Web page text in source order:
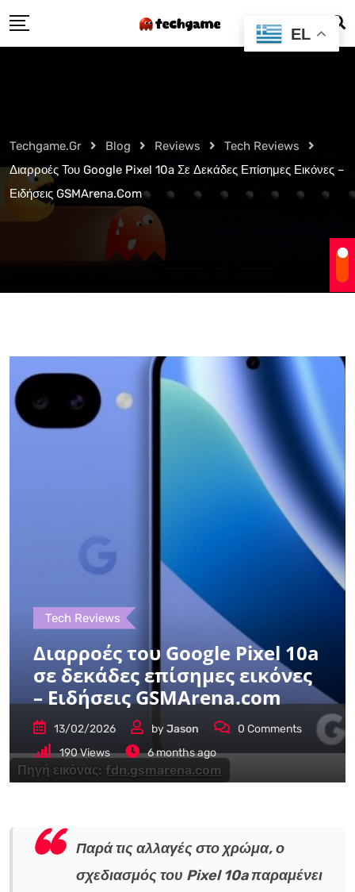
to
Techgame.gr Blog Reviews
Tech Reviews
Διαρροές Του Google Pixel 10a Σε Δεκάδες Επίσημες Εικόνες –
Ειδήσεις GSMArena.com
Πηγή εικόνας: fdn.gsmarena.com
Tech Reviews
Διαρροές του Google Pixel 10a
σε δεκάδες επίσημες εικόνες
– Ειδήσεις GSMArena.com
13/02/2026 byJason 0 Comments
190Views 6 months ago
Παρά τις αλλαγές στο χρώμα, ο
σχεδιασμός του Pixel 10a παραμένει
EL